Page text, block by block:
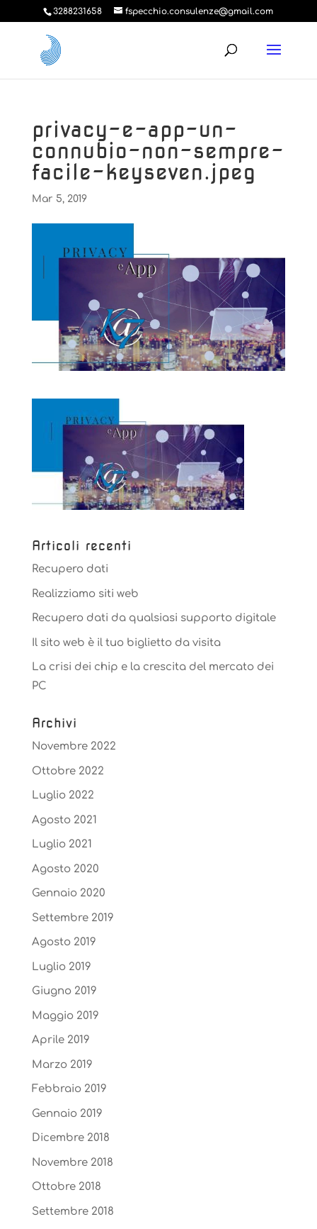
3288231658 fspecchio.consulenze@gmail.com
privacy-e-app-un-
connubio-non-sempre-
facile-keyseven.jpeg
Mar 5, 2019
Articoli recenti
Recupero dati
Realizziamo siti web
Recupero dati da qualsiasi supporto digitale
Il sito web è il tuo biglietto da visita
La crisi dei chip e la crescita del mercato dei
PC
Archivi
Novembre 2022
Ottobre 2022
Luglio 2022
Agosto 2021
Luglio 2021
Agosto 2020
Gennaio 2020
Settembre 2019
Agosto 2019
Luglio 2019
Giugno 2019
Maggio 2019
Aprile 2019
Marzo 2019
Febbraio 2019
Gennaio 2019
Dicembre 2018
Novembre 2018
Ottobre 2018
Settembre 2018